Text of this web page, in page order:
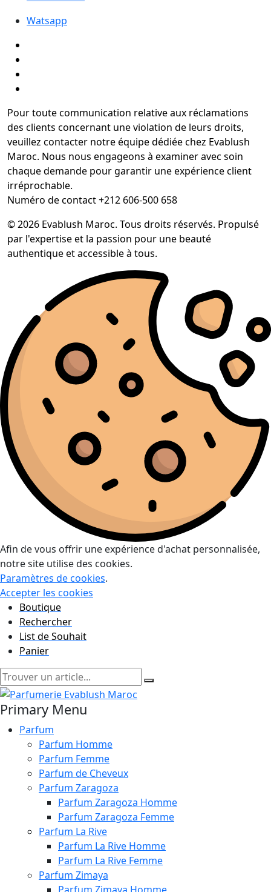
Watsapp
Pour toute communication relative aux réclamations
des clients concernant une violation de leurs droits,
veuillez contacter notre équipe dédiée chez Evablush
Maroc. Nous nous engageons à examiner avec soin
chaque demande pour garantir une expérience client
irréprochable.
Numéro de contact +212 606-500 658
© 2026 Evablush Maroc. Tous droits réservés. Propulsé
par l'expertise et la passion pour une beauté
authentique et accessible à tous.
Afin de vous offrir une expérience d'achat personnalisée,
notre site utilise des cookies.
Paramètres de cookies.
Accepter les cookies
Boutique
Rechercher
List de Souhait
Panier
Primary Menu
Parfum
Parfum Homme
Parfum Femme
Parfum de Cheveux
Parfum Zaragoza
Parfum Zaragoza Homme
Parfum Zaragoza Femme
Parfum La Rive
Parfum La Rive Homme
Parfum La Rive Femme
Parfum Zimaya